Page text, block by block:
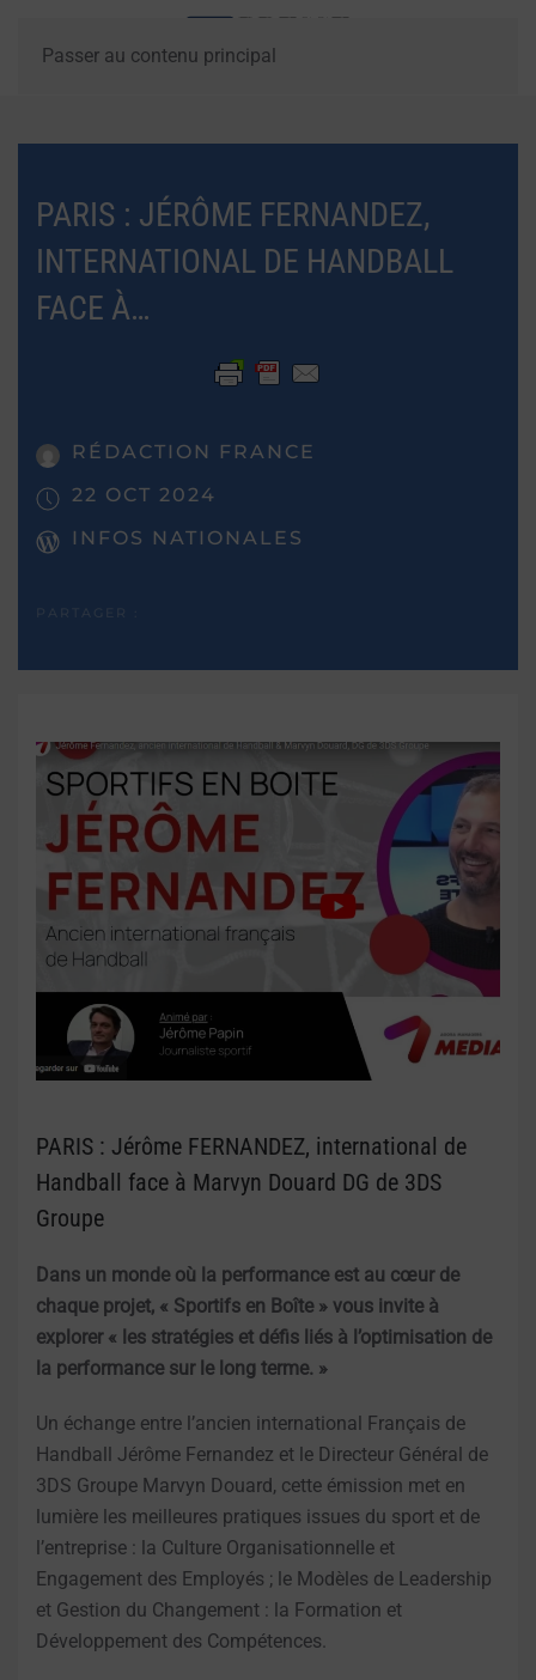
Passer au contenu principal
PARIS : JÉRÔME FERNANDEZ,
INTERNATIONAL DE HANDBALL
FACE À…
RÉDACTION FRANCE
22 OCT 2024
INFOS NATIONALES
PARIS : Jérôme FERNANDEZ, international de
Handball face à Marvyn Douard DG de 3DS
Groupe
Dans un monde où la performance est au cœur de
chaque projet, « Sportifs en Boîte » vous invite à
explorer « les stratégies et défis liés à l’optimisation de
la performance sur le long terme. »
Un échange entre l’ancien international Français de
Handball Jérôme Fernandez et le Directeur Général de
3DS Groupe Marvyn Douard, cette émission met en
lumière les meilleures pratiques issues du sport et de
l’entreprise : la Culture Organisationnelle et
Engagement des Employés ; le Modèles de Leadership
et Gestion du Changement : la Formation et
Développement des Compétences.